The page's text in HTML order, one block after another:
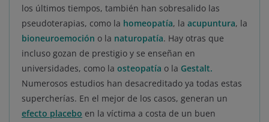
los últimos tiempos, también han sobresalido las
pseudoterapias, como la homeopatía, la acupuntura, la
bioneuroemoción o la naturopatía. Hay otras que
incluso gozan de prestigio y se enseñan en
universidades, como la osteopatía o la Gestalt.
Numerosos estudios han desacreditado ya todas estas
supercherías. En el mejor de los casos, generan un
efecto placebo en la víctima a costa de un buen